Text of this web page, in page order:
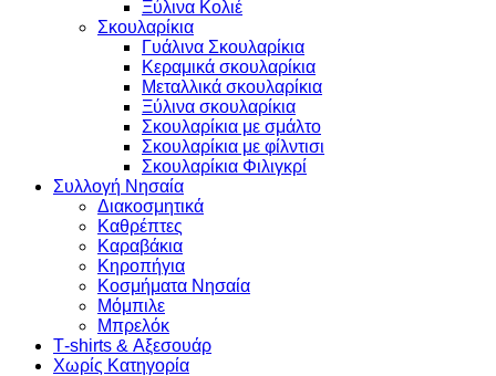
Ξύλινα Κολιέ
Σκουλαρίκια
Γυάλινα Σκουλαρίκια
Κεραμικά σκουλαρίκια
Μεταλλικά σκουλαρίκια
Ξύλινα σκουλαρίκια
Σκουλαρίκια με σμάλτο
Σκουλαρίκια με φίλντισι
Σκουλαρίκια Φιλιγκρί
Συλλογή Νησαία
Διακοσμητικά
Καθρέπτες
Καραβάκια
Κηροπήγια
Κοσμήματα Νησαία
Μόμπιλε
Μπρελόκ
Τ-shirts & Αξεσουάρ
Χωρίς Κατηγορία